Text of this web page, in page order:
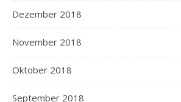
Dezember 2018
November 2018
Oktober 2018
September 2018